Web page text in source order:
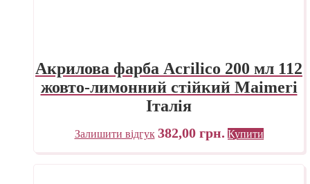
Акрилова фарба Acrilico 200 мл 112
жовто-лимонний стійкий Maimeri
Італія
Залишити відгук 382,00 грн. Купити